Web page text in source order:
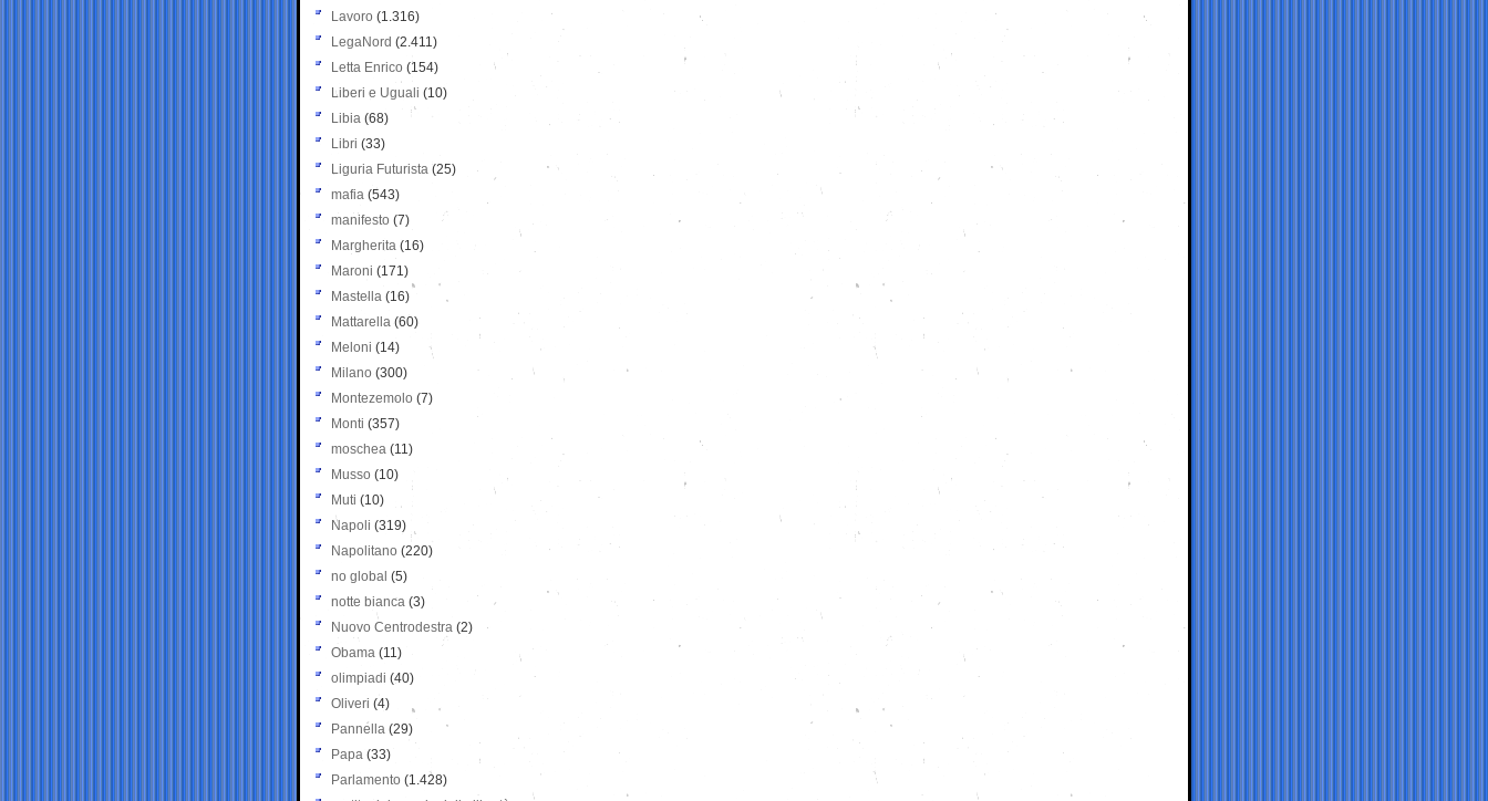
Lavoro (1.316)
LegaNord (2.411)
Letta Enrico (154)
Liberi e Uguali (10)
Libia (68)
Libri (33)
Liguria Futurista (25)
mafia (543)
manifesto (7)
Margherita (16)
Maroni (171)
Mastella (16)
Mattarella (60)
Meloni (14)
Milano (300)
Montezemolo (7)
Monti (357)
moschea (11)
Musso (10)
Muti (10)
Napoli (319)
Napolitano (220)
no global (5)
notte bianca (3)
Nuovo Centrodestra (2)
Obama (11)
olimpiadi (40)
Oliveri (4)
Pannella (29)
Papa (33)
Parlamento (1.428)